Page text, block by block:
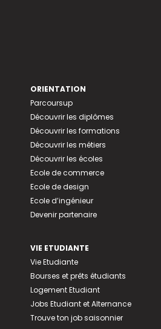
ORIENTATION
Parcoursup
Découvrir les diplômes
Découvrir les formations
Découvrir les métiers
Découvrir les écoles
Ecole de commerce
Ecole de design
Ecole d’ingénieur
Devenir partenaire
VIE ETUDIANTE
Vie Etudiante
Bourses et prêts étudiants
Logement Etudiant
Jobs Etudiant et Alternance
Trouve ton job saisonnier